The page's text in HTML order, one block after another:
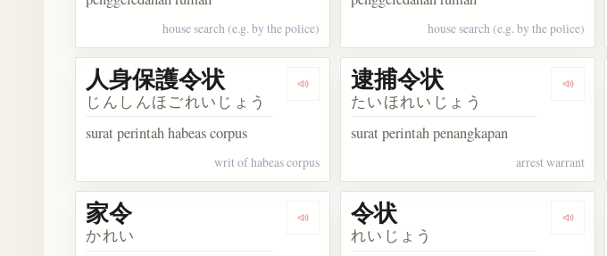
house search (e.g. by the police) house search (e.g. by the police)
Dengarkan 人身保護令状
人身保護令状
じんしんほごれいじょう
surat perintah habeas corpus
writ of habeas corpus
逮捕令状
たいほれいじょう
surat perintah penangkapan
arrest warrant
Dengarkan 家令
家令
かれい
令状
れいじょう